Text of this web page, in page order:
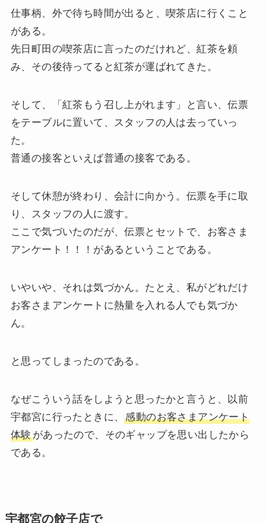
仕事柄、外で待ち時間が出ると、喫茶店に行くこと
がある。
先日町田の喫茶店に言ったのだけれど、紅茶を頼
み、その後待ってると紅茶が運ばれてきた。
そして、「紅茶もう召し上がれます」と言い、伝票
をテーブルに置いて、スタッフの人は去っていっ
た。
普通の接客といえば普通の接客である。
そして休憩が終わり、会計に向かう。伝票を手に取
り、スタッフの人に渡す。
ここで気づいたのだが、伝票とセットで、お客さま
アンケート！！！があるということである。
いやいや、それは気づかん。たとえ、私がどれだけ
お客さまアンケートに熱量を入れる人でも気づか
ん。
と思ってしまったのである。
なぜこういう話をしようと思ったかと言うと、以前
宇都宮に行ったときに、感動のお客さまアンケート
体験があったので、そのギャップを思い出したから
である。
宇都宮の餃子店で